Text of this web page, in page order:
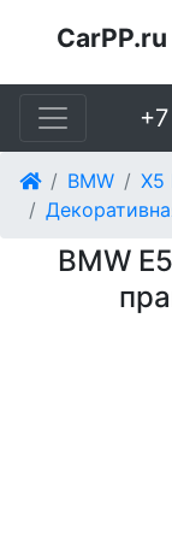
CarPP.ru
BMW
X5
BMW